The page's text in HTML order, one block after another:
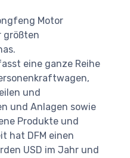
Motor
größten
eine ganze Reihe
und
und Anlagen sowie
Produkte und
hat DFM einen
USD im Jahr und